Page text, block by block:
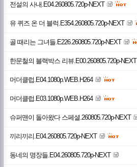
전설의 사내.E04.260805.720p-NEXT
유 퀴즈 온 더 블럭.E354.260805.720p-NEXT
골 때리는 그녀들.E226.260805.720p-NEXT
한문철의 블랙박스 리뷰.E00.260805.720p-NEXT
머더클럽.E04.1080p.WEB.H264
머더클럽.E03.1080p.WEB.H264
슈퍼맨이 돌아왔다 스페셜.260805.720p-NEXT
끼리끼리.E04.260805.720p-NEXT
동네의 명장들.E04.260805.720p-NEXT